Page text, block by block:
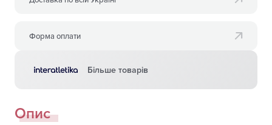
Форма оплати
Більше товарів
Опис